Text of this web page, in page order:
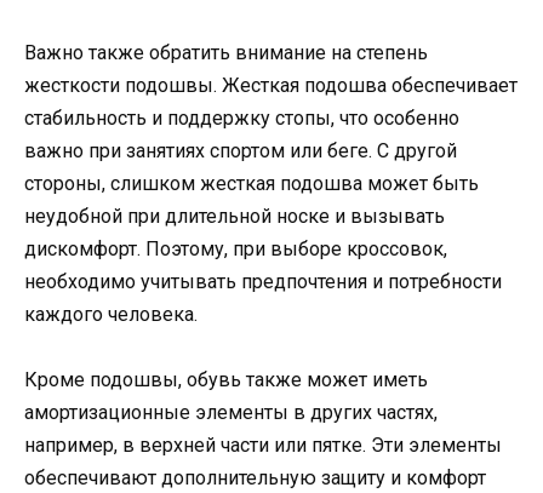
Важно также обратить внимание на степень
жесткости подошвы. Жесткая подошва обеспечивает
стабильность и поддержку стопы, что особенно
важно при занятиях спортом или беге. С другой
стороны, слишком жесткая подошва может быть
неудобной при длительной носке и вызывать
дискомфорт. Поэтому, при выборе кроссовок,
необходимо учитывать предпочтения и потребности
каждого человека.
Кроме подошвы, обувь также может иметь
амортизационные элементы в других частях,
например, в верхней части или пятке. Эти элементы
обеспечивают дополнительную защиту и комфорт